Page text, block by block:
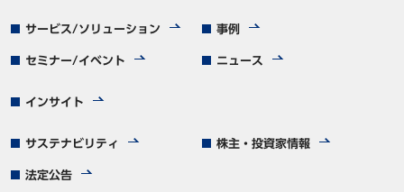
サービス/ソリューション 事例
セミナー/イベント ニュース
インサイト
サステナビリティ 株主・投資家情報
法定公告